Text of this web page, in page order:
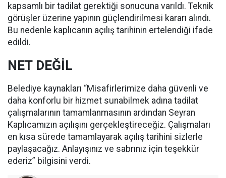
kapsamlı bir tadilat gerektiği sonucuna varıldı. Teknik
görüşler üzerine yapının güçlendirilmesi kararı alındı.
Bu nedenle kaplıcanın açılış tarihinin ertelendiği ifade
edildi.
NET DEĞİL
Belediye kaynakları “Misafirlerimize daha güvenli ve
daha konforlu bir hizmet sunabilmek adına tadilat
çalışmalarının tamamlanmasının ardından Seyran
Kaplıcamızın açılışını gerçekleştireceğiz. Çalışmaları
en kısa sürede tamamlayarak açılış tarihini sizlerle
paylaşacağız. Anlayışınız ve sabrınız için teşekkür
ederiz” bilgisini verdi.